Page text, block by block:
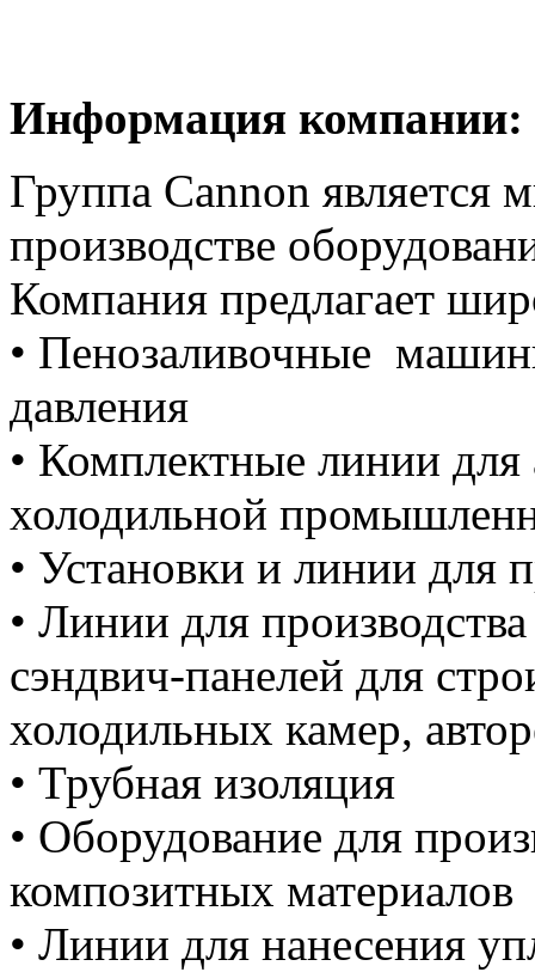
Информация компании:
Группа Cannon является
производстве
Компания предлагает
• Пенозаливочные
давления
• Комплектные линии
холодильной
• Установки и линии для
• Линии для
сэндвич-панелей для
холодильных камер,
• Трубная изоляция
• Оборудование для
композитных материалов
• Линии для нанесения